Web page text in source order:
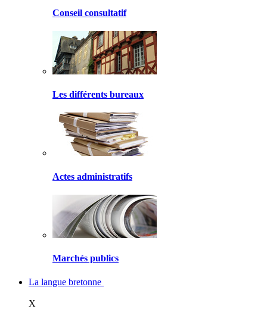
Conseil consultatif
Les différents bureaux
Actes administratifs
Marchés publics
La langue bretonne
X